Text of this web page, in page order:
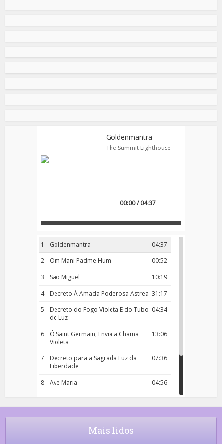
Goldenmantra
The Summit Lighthouse
00:00 / 04:37
1 04:37
Goldenmantra
2
00:52
Om Mani Padme Hum
3
10:19
São Miguel
4
31:17
Decreto À Amada Poderosa Astrea
5
04:34
Decreto do Fogo Violeta E do Tubo
de Luz
6
13:06
Ó Saint Germain, Envia a Chama
Violeta
7
07:36
Decreto para a Sagrada Luz da
Liberdade
8
04:56
Ave Maria
9
18:00
Rosário da Criança
10
04:43
Decreto 50.03 – Diante da Vossa
Mais lidos